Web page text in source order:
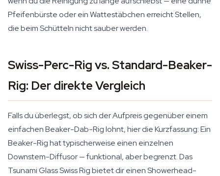
Pfeifenbürste oder ein Wattestäbchen erreicht Stellen,
die beim Schütteln nicht sauber werden.
Swiss-Perc-Rig vs. Standard-Beaker-
Rig: Der direkte Vergleich
Falls du überlegst, ob sich der Aufpreis gegenüber einem
einfachen Beaker-Dab-Rig lohnt, hier die Kurzfassung: Ein
Beaker-Rig hat typischerweise einen einzelnen
Downstem-Diffusor — funktional, aber begrenzt. Das
Tsunami Glass Swiss Rig bietet dir einen Showerhead-